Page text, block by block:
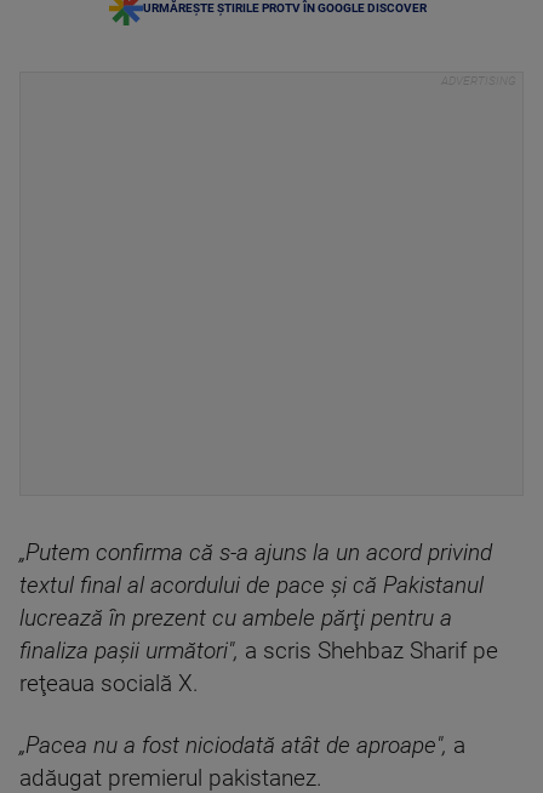
URMĂREȘTE ȘTIRILE PROTV ÎN GOOGLE DISCOVER
„Putem confirma că s-a ajuns la un acord privind
textul final al acordului de pace şi că Pakistanul
lucrează în prezent cu ambele părţi pentru a
finaliza paşii următori", a scris Shehbaz Sharif pe
reţeaua socială X.
„Pacea nu a fost niciodată atât de aproape", a
adăugat premierul pakistanez.